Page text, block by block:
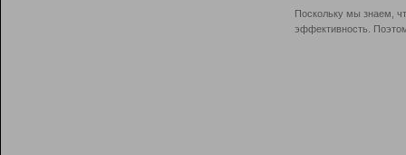
Поскольку мы знаем,
эффективность.